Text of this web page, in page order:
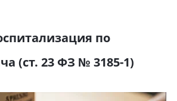
по
(ст. 23 ФЗ № 3185-1)